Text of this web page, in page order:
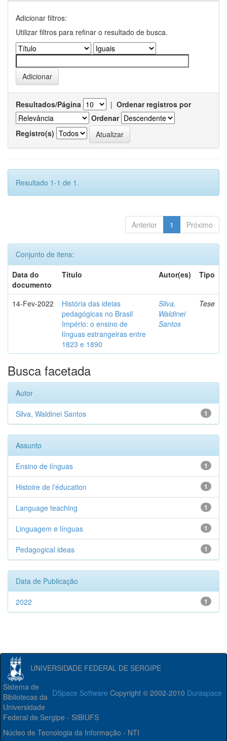
Adicionar filtros:
Utilizar filtros para refinar o resultado de busca.
Resultados/Página | Ordenar registros por
Ordenar
Registro(s)
Resultado 1-1 de 1.
Anterior 1 Próximo
Conjunto de itens:
Data do
documento
Título Autor(es) Tipo
14-Fev-2022
História das ideias
pedagógicas no Brasil
Império: o ensino de
línguas estrangeiras entre
1823 e 1890
Silva,
Waldinei
Santos
Tese
Busca facetada
Autor
1
Silva, Waldinei Santos
Assunto
1
Ensino de línguas
1
Histoire de l'éducation
1
Language teaching
1
Linguagem e línguas
1
Pedagogical ideas
Data de Publicação
1
2022
UNIVERSIDADE FEDERAL DE SERGIPE
DSpace Software Copyright © 2002-2010 Duraspace
Sistema de
Bibliotecas da
Universidade
Federal de Sergipe - SIBIUFS
Núcleo de Tecnologia da Informação - NTI